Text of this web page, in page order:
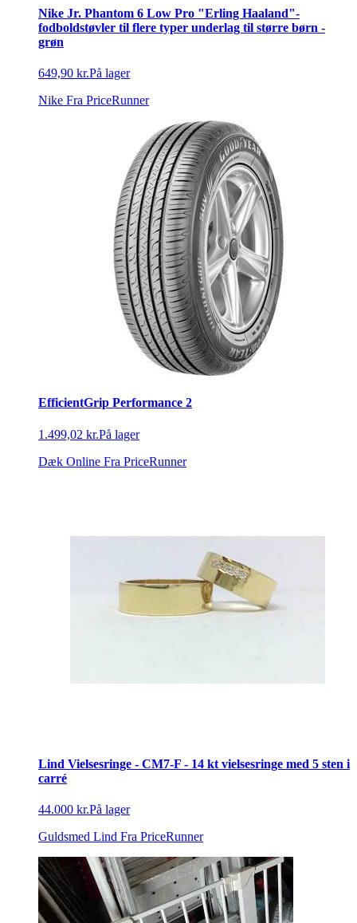
Nike Jr. Phantom 6 Low Pro "Erling Haaland"-
fodboldstøvler til flere typer underlag til større børn -
grøn
649,90 kr.På lager
Nike Fra PriceRunner
EfficientGrip Performance 2
1.499,02 kr.På lager
Dæk Online Fra PriceRunner
Lind Vielsesringe - CM7-F - 14 kt vielsesringe med 5 sten i
carré
44.000 kr.På lager
Guldsmed Lind Fra PriceRunner